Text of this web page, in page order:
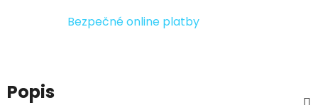
Bezpečné online platby
Popis